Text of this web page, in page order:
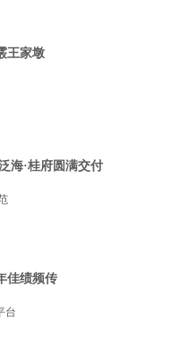
王家墩
海·桂府圆满交付
佳绩频传
台